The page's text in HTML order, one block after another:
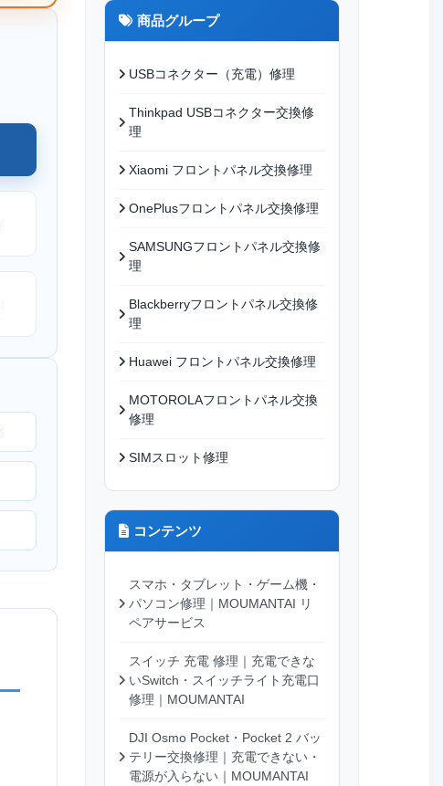
商品グループ
USBコネクター（充電）修理
Thinkpad USBコネクター交換修
理
Xiaomi フロントパネル交換修理
OnePlusフロントパネル交換修理
SAMSUNGフロントパネル交換修
理
Blackberryフロントパネル交換修
理
Huawei フロントパネル交換修理
MOTOROLAフロントパネル交換
修理
SIMスロット修理
コンテンツ
スマホ・タブレット・ゲーム機・
パソコン修理｜MOUMANTAI リ
ペアサービス
スイッチ 充電 修理｜充電できな
いSwitch・スイッチライト充電口
修理｜MOUMANTAI
DJI Osmo Pocket・Pocket 2 バッ
テリー交換修理｜充電できない・
電源が入らない｜MOUMANTAI